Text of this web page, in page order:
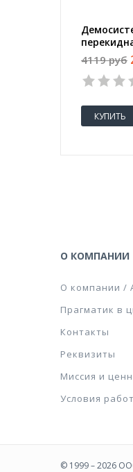
цветная
4119 руб
КУПИТЬ
О КОМПАНИИ
О компании /
Прагматик в
Контакты
Реквизиты
Миссия и
Условия
© 1999 – 2026